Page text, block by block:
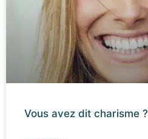
Vous avez dit charisme ?